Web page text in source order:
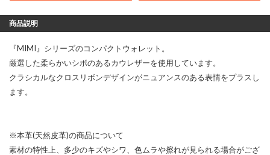
商品説明
『MIMI』シリーズのコンパクトウォレット。
厳選した柔らかいシボのあるカウレザーを使用しています。
クラシカルなクロスリボンデザインがニュアンスのある表情をプラスし
ます。
※本革(天然皮革)の商品について
素材の特性上、多少のキズやシワ、色ムラや擦れが見られる場合がござ